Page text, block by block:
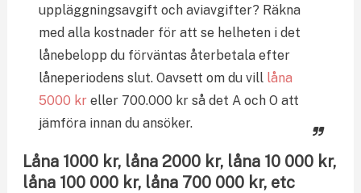
uppläggningsavgift och aviavgifter? Räkna
med alla kostnader för att se helheten i det
lånebelopp du förväntas återbetala efter
låneperiodens slut. Oavsett om du vill låna
5000 kreller 700.000 kr så det A och O att
jämföra innan du ansöker.
Låna 1000 kr, låna 2000 kr, låna 10 000 kr,
låna 100 000 kr, låna 700 000 kr, etc